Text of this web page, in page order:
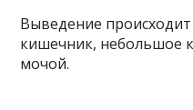
Выведение
кишечник, небольшое
мочой.